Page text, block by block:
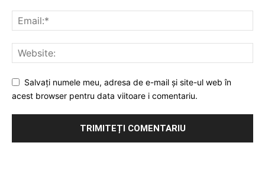
Salvați numele meu, adresa de e-mail și site-ul web în
acest browser pentru data viitoare i comentariu.